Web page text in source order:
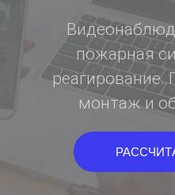
пожарная
реагирование.
монтаж и